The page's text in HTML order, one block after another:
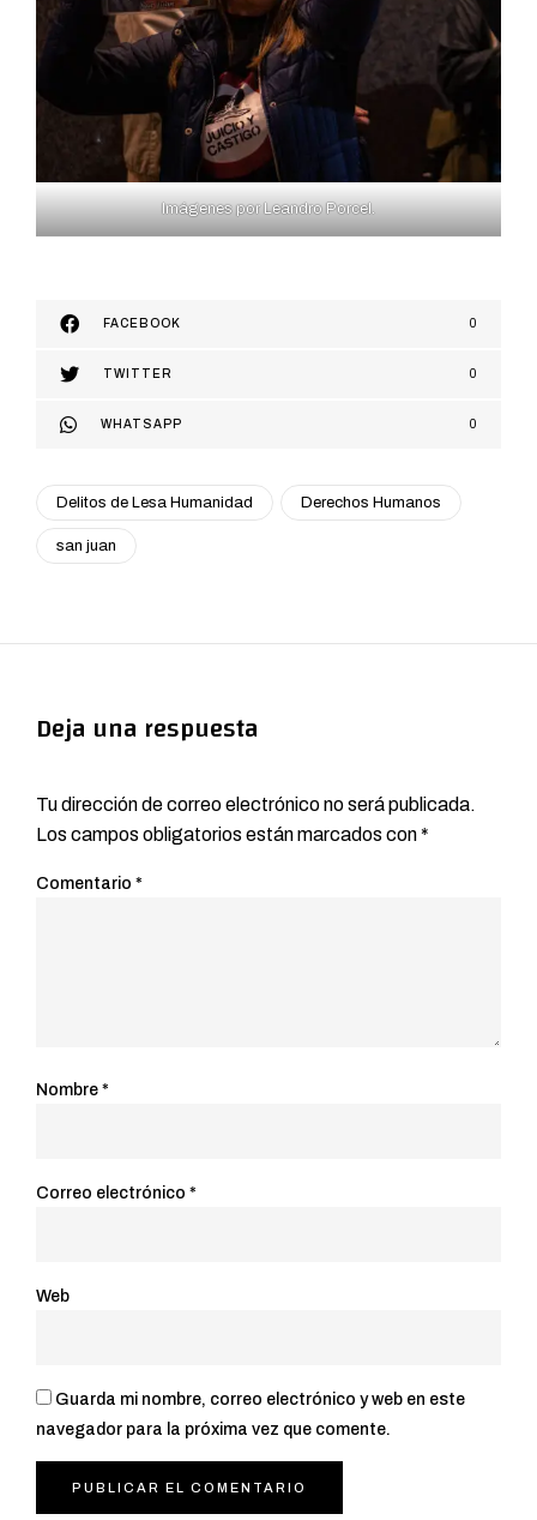
Imágenes por Leandro Porcel.
FACEBOOK 0
TWITTER 0
WHATSAPP 0
Delitos de Lesa Humanidad Derechos Humanos
san juan
Deja una respuesta
Tu dirección de correo electrónico no será publicada.
Los campos obligatorios están marcados con*
Comentario *
Nombre *
Correo electrónico *
Web
Guarda mi nombre, correo electrónico y web en este
navegador para la próxima vez que comente.